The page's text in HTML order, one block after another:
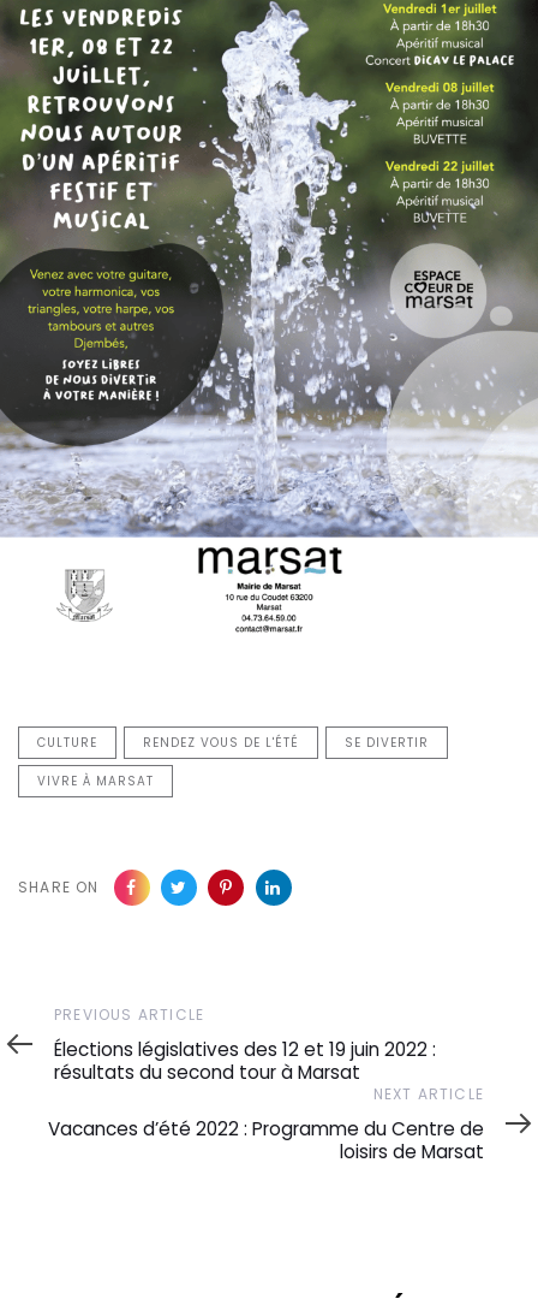
CULTURE RENDEZ VOUS DE L'ÉTÉ SE DIVERTIR
VIVRE À MARSAT
SHARE ON
Previous
Article
PREVIOUS ARTICLE
Élections législatives des 12 et 19 juin 2022 :
résultats du second tour à Marsat
Article
NEXT ARTICLE
Vacances d’été 2022 : Programme du Centre de
loisirs de Marsat